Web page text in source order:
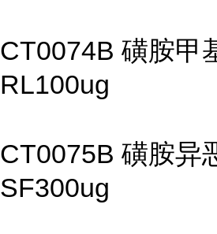
CT0074B 磺胺甲
RL100ug
CT0075B 磺胺异
SF300ug